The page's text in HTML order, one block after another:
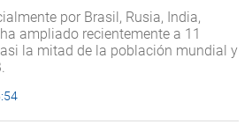
por Brasil, Rusia, India,
ampliado recientemente a 11
la mitad de la población mundial y